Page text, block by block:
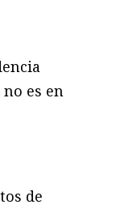
es en
de